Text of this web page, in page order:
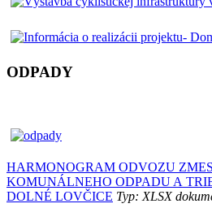
ODPADY
HARMONOGRAM ODVOZU
KOMUNÁLNEHO ODPADU A
DOLNÉ LOVČICE Typ: XLSX